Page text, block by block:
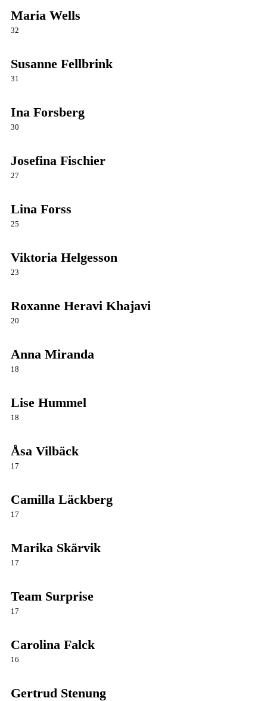
Maria Wells
32
Susanne Fellbrink
31
Ina Forsberg
30
Josefina Fischier
27
Lina Forss
25
Viktoria Helgesson
23
Roxanne Heravi Khajavi
20
Anna Miranda
18
Lise Hummel
18
Åsa Vilbäck
17
Camilla Läckberg
17
Marika Skärvik
17
Team Surprise
17
Carolina Falck
16
Gertrud Stenung